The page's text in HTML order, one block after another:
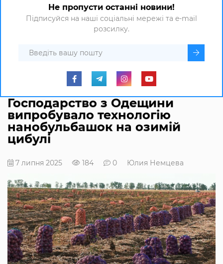
Не пропусти останні новини!
Підписуйся на наші соціальні мережі та e-mail
розсилку.
Господарство з Одещини
випробувало технологію
нанобульбашок на озимій
цибулі
7 липня 2025 184 0 Юлия Немцева